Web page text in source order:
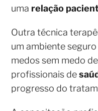
uma relação
Outra técnica
um ambiente
medos sem medo
profissionais de
progresso do